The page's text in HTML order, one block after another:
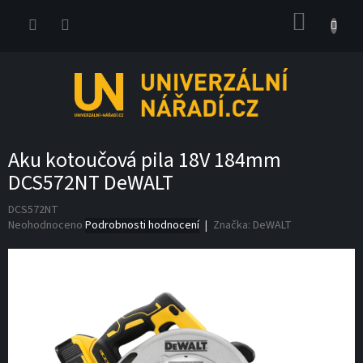
Aku kotoučová pila 18V 184mm
DCS572NT DeWALT
DCS572NT
Průměrné
Neohodnoceno Podrobnosti hodnocení Značka: DeWALT